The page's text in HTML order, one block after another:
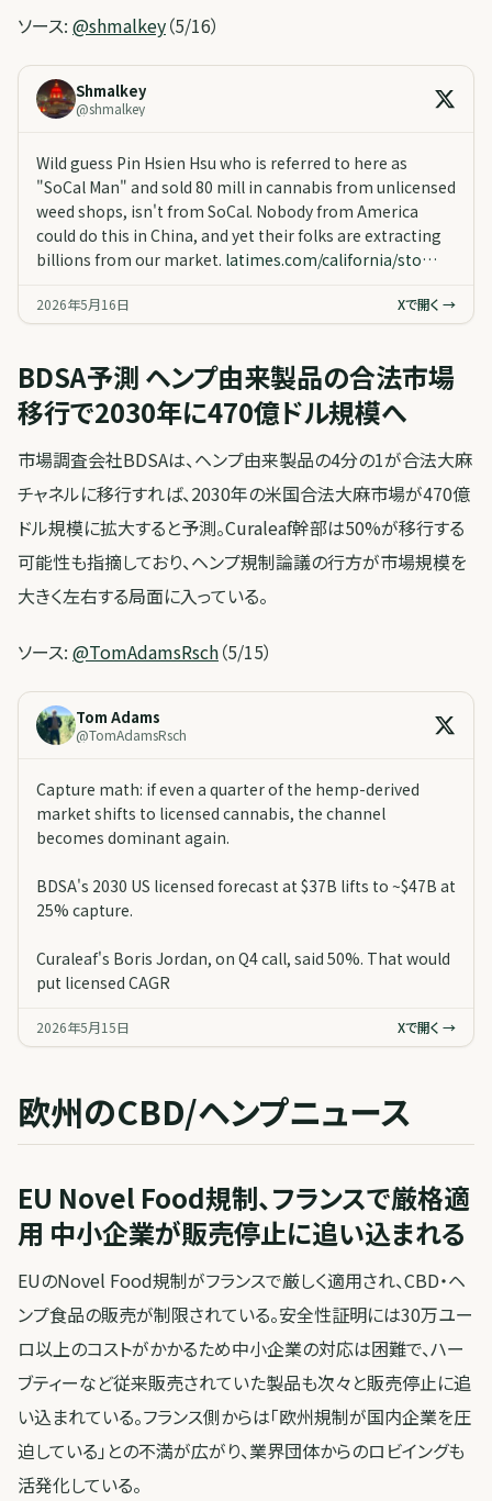
ソース: @shmalkey（5/16）
Shmalkey
@shmalkey
Wild guess Pin Hsien Hsu who is referred to here as
"SoCal Man" and sold 80 mill in cannabis from unlicensed
weed shops, isn't from SoCal. Nobody from America
could do this in China, and yet their folks are extracting
billions from our market. latimes.com/california/sto…
2026年5月16日 Xで開く →
BDSA予測 ヘンプ由来製品の合法市場
移行で2030年に470億ドル規模へ
市場調査会社BDSAは、ヘンプ由来製品の4分の1が合法大麻
チャネルに移行すれば、2030年の米国合法大麻市場が470億
ドル規模に拡大すると予測。Curaleaf幹部は50%が移行する
可能性も指摘しており、ヘンプ規制論議の行方が市場規模を
大きく左右する局面に入っている。
ソース: @TomAdamsRsch（5/15）
Tom Adams
@TomAdamsRsch
Capture math: if even a quarter of the hemp-derived
market shifts to licensed cannabis, the channel
becomes dominant again.
BDSA's 2030 US licensed forecast at $37B lifts to ~$47B at
25% capture.
Curaleaf's Boris Jordan, on Q4 call, said 50%. That would
put licensed CAGR
2026年5月15日 Xで開く →
欧州のCBD/ヘンプニュース
EU Novel Food規制、フランスで厳格適
用 中小企業が販売停止に追い込まれる
EUのNovel Food規制がフランスで厳しく適用され、CBD・ヘ
ンプ食品の販売が制限されている。安全性証明には30万ユー
ロ以上のコストがかかるため中小企業の対応は困難で、ハー
ブティーなど従来販売されていた製品も次々と販売停止に追
い込まれている。フランス側からは「欧州規制が国内企業を圧
迫している」との不満が広がり、業界団体からのロビイングも
活発化している。